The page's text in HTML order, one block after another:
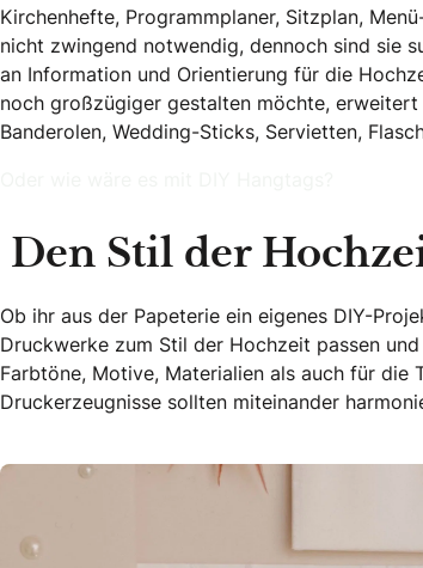
Kirchenhefte, Programmplaner, Sitzplan,
nicht zwingend notwendig, dennoch sind sie
an Information und Orientierung für die
noch großzügiger gestalten möchte,
Banderolen, Wedding-Sticks, Servietten,
Den Stil der
Ob ihr aus der Papeterie ein eigenes DIY-
Druckwerke zum Stil der Hochzeit passen
Farbtöne, Motive, Materialien als auch für die
Druckerzeugnisse sollten miteinander